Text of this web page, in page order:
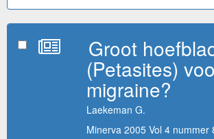
Groot
(Petasites)
migraine?
Laekeman G.
Minerva 2005 Vol 4 nummer